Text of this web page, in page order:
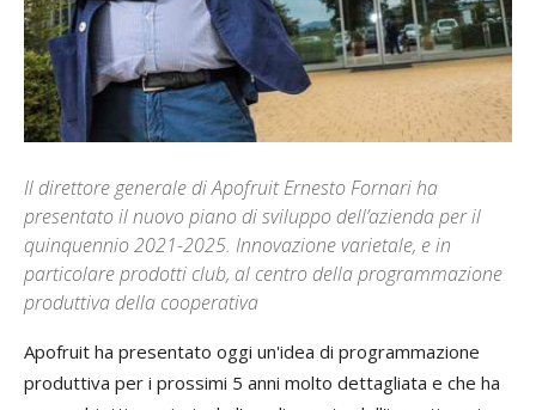
Il direttore generale di Apofruit Ernesto Fornari ha
presentato il nuovo piano di sviluppo dell’azienda per il
quinquennio 2021-2025. Innovazione varietale, e in
particolare prodotti club, al centro della programmazione
produttiva della cooperativa
Apofruit ha presentato oggi un'idea di programmazione
produttiva per i prossimi 5 anni molto dettagliata e che ha